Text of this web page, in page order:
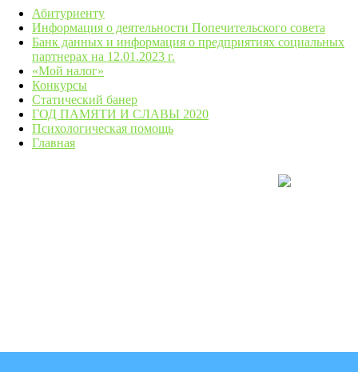
Абитуриенту
Информация о деятельности Попечительского совета
Банк данных и информация о предприятиях социальных
партнерах на 12.01.2023 г.
«Мой налог»
Конкурсы
Статический банер
ГОД ПАМЯТИ И СЛАВЫ 2020
Психологическая помощь
Главная